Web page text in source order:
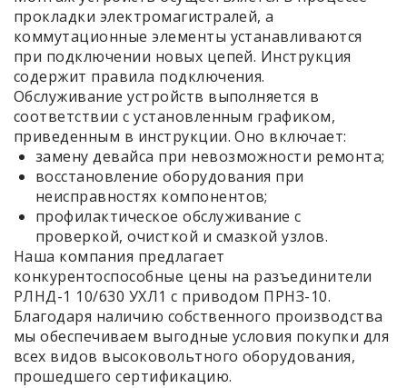
прокладки электромагистралей, а
коммутационные элементы устанавливаются
при подключении новых цепей. Инструкция
содержит правила подключения.
Обслуживание устройств выполняется в
соответствии с установленным графиком,
приведенным в инструкции. Оно включает:
замену девайса при невозможности ремонта;
восстановление оборудования при
неисправностях компонентов;
профилактическое обслуживание с
проверкой, очисткой и смазкой узлов.
Наша компания предлагает
конкурентоспособные цены на разъединители
РЛНД-1 10/630 УХЛ1 с приводом ПРНЗ-10.
Благодаря наличию собственного производства
мы обеспечиваем выгодные условия покупки для
всех видов высоковольтного оборудования,
прошедшего сертификацию.